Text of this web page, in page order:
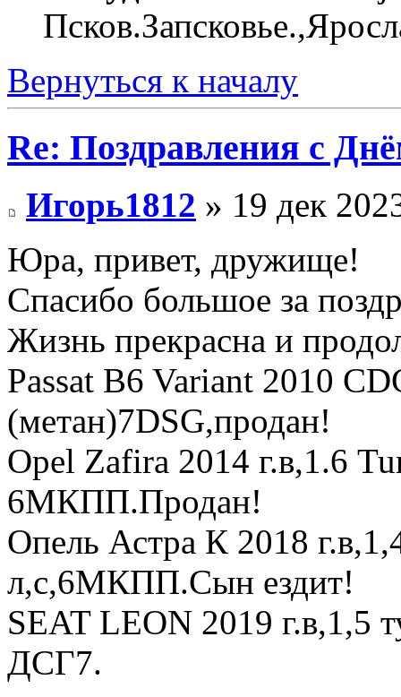
Вернуться к началу
Re: Поздравления с
Игорь1812 » 19 дек
Юра, привет, дружище!
Спасибо большое за
Жизнь прекрасна и
Passat B6 Variant 2010
(метан)7DSG,продан!
Opel Zafira 2014 г.в,1.6
6МКПП.Продан!
Опель Астра К 2018
л,с,6МКПП.Сын ездит!
SEAT LEON 2019 г.в,1,5
ДСГ7.